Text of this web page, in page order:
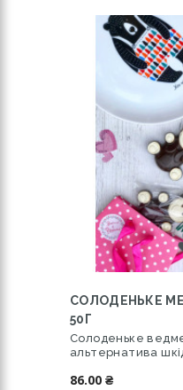
СОЛОДЕНЬКЕ
50Г
Солоденьке
альтернатива
86.00 ₴